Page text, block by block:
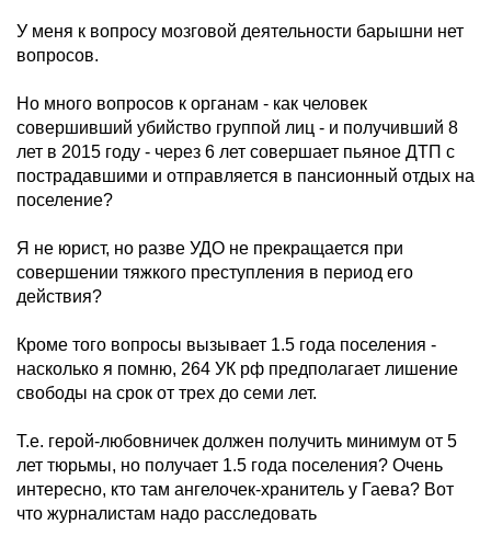
У меня к вопросу мозговой деятельности барышни нет
вопросов.
Но много вопросов к органам - как человек
совершивший убийство группой лиц - и получивший 8
лет в 2015 году - через 6 лет совершает пьяное ДТП с
пострадавшими и отправляется в пансионный отдых на
поселение?
Я не юрист, но разве УДО не прекращается при
совершении тяжкого преступления в период его
действия?
Кроме того вопросы вызывает 1.5 года поселения -
насколько я помню, 264 УК рф предполагает лишение
свободы на срок от трех до семи лет.
Т.е. герой-любовничек должен получить минимум от 5
лет тюрьмы, но получает 1.5 года поселения? Очень
интересно, кто там ангелочек-хранитель у Гаева? Вот
что журналистам надо расследовать